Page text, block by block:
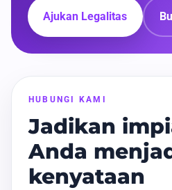
Ajukan Legalitas
HUBUNGI KAMI
Jadikan
Anda
kenyataan